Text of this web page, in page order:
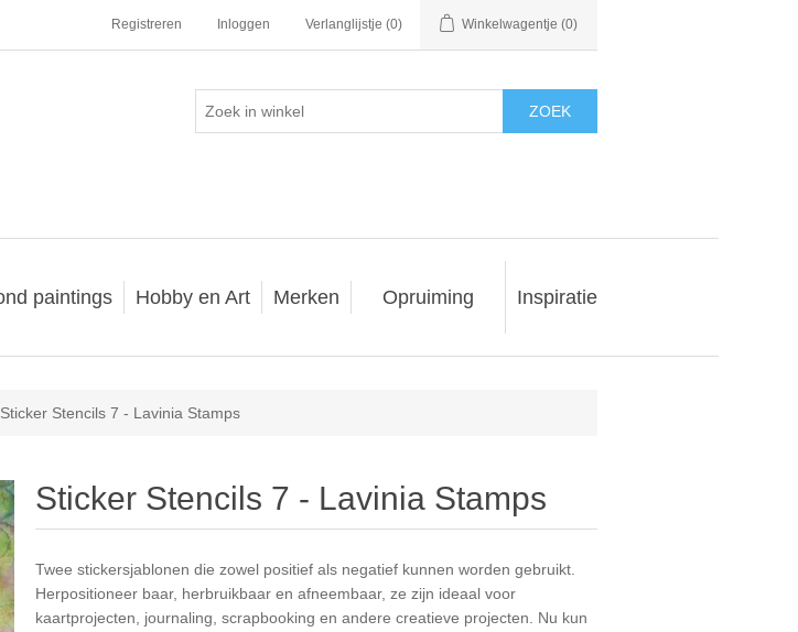
Registreren Inloggen Verlanglijstje (0) Winkelwagentje (0)
ZOEK
paintings Hobby en Art Merken Opruiming Inspiratie
Sticker Stencils 7 - Lavinia Stamps
Sticker Stencils 7 - Lavinia Stamps
Twee stickersjablonen die zowel positief als negatief kunnen worden gebruikt.
Herpositioneer baar, herbruikbaar en afneembaar, ze zijn ideaal voor
kaartprojecten, journaling, scrapbooking en andere creatieve projecten. Nu kun